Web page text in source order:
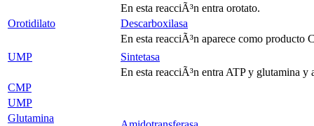
En esta reacciÃ³n entra orotato.
Orotidilato
Descarboxilasa
En esta reacciÃ³n aparece como producto
UMP
Sintetasa
En esta reacciÃ³n entra ATP y glutamina
CMP
UMP
Glutamina